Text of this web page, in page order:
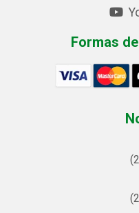
Formas